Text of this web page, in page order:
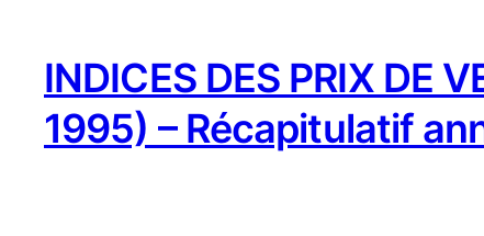
INDICES DES PRIX DE
1995) – Récapitulatif